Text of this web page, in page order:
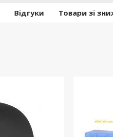
Відгуки Товари зі